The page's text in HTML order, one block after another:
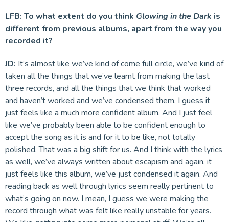
LFB: To what extent do you think Glowing in the Dark is
different from previous albums, apart from the way you
recorded it?
JD: It’s almost like we’ve kind of come full circle, we’ve kind of
taken all the things that we’ve learnt from making the last
three records, and all the things that we think that worked
and haven’t worked and we’ve condensed them. I guess it
just feels like a much more confident album. And I just feel
like we’ve probably been able to be confident enough to
accept the song as it is and for it to be like, not totally
polished. That was a big shift for us. And I think with the lyrics
as well, we’ve always written about escapism and again, it
just feels like this album, we’ve just condensed it again. And
reading back as well through lyrics seem really pertinent to
what’s going on now. I mean, I guess we were making the
record through what was felt like really unstable for years.